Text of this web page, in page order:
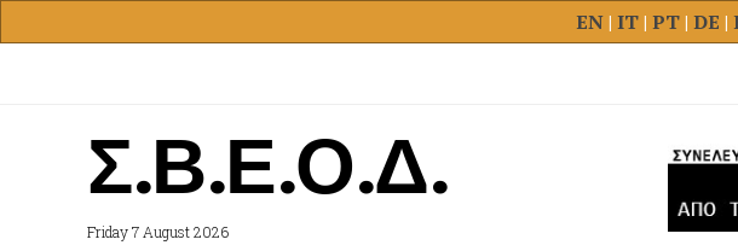
EN| IT| PT| DE |
Σ.Β.Ε.Ο.Δ.
Friday 7 August 2026